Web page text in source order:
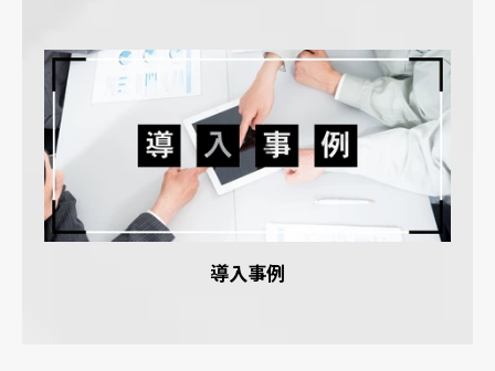
導入事例